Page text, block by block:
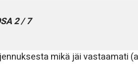
2 / 7
mikä jäi vastaamati